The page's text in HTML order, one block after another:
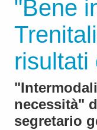
"Bene
risultati
necessità"
segretario